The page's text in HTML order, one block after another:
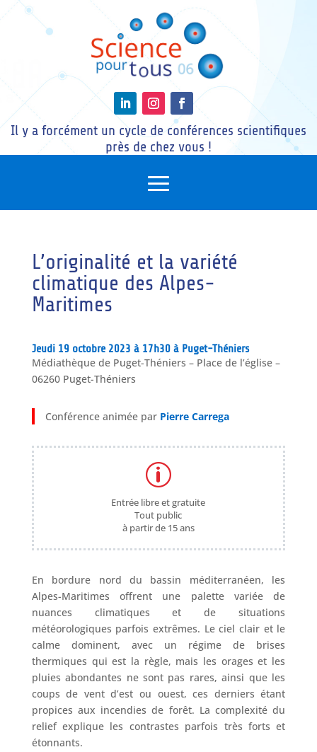
Il y a forcément un cycle de conférences scientifiques
près de chez vous !
L’originalité et la variété
climatique des Alpes-
Maritimes
Jeudi 19 octobre 2023 à 17h30 à Puget-Théniers
Médiathèque de Puget-Théniers – Place de l’église –
06260 Puget-Théniers
Conférence animée parPierre Carrega
p
Entrée libre et gratuite
Tout public
à partir de 15 ans
En bordure nord du bassin méditerranéen, les
Alpes-Maritimes offrent une palette variée de
nuances climatiques et de situations
météorologiques parfois extrêmes. Le ciel clair et le
calme dominent, avec un régime de brises
thermiques qui est la règle, mais les orages et les
pluies abondantes ne sont pas rares, ainsi que les
coups de vent d’est ou ouest, ces derniers étant
propices aux incendies de forêt. La complexité du
relief explique les contrastes parfois très forts et
étonnants.